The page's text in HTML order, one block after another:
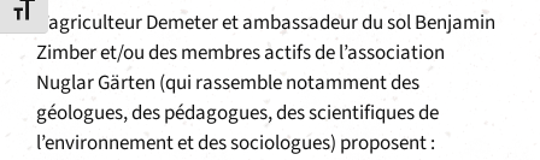
Changer la taille de la police
L’agriculteur Demeter et ambassadeur du sol Benjamin
Zimber et/ou des membres actifs de l’association
Nuglar Gärten (qui rassemble notamment des
géologues, des pédagogues, des scientifiques de
l’environnement et des sociologues) proposent :